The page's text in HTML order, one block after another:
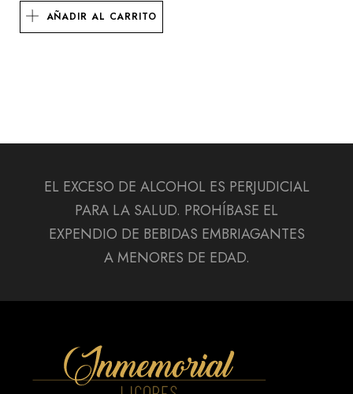
precio
original
precio
actual
AÑADIR AL CARRITO
EL EXCESO DE ALCOHOL ES PERJUDICIAL
PARA LA SALUD. PROHÍBASE EL
EXPENDIO DE BEBIDAS EMBRIAGANTES
A MENORES DE EDAD.